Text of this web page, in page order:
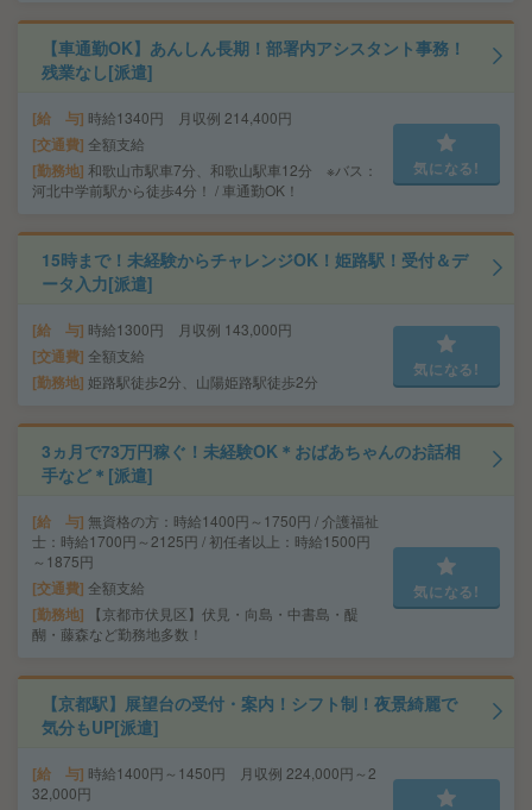
【車通勤OK】あんしん長期！部署内アシスタント事務！
残業なし[派遣]
給 与 時給1340円 月収例 214,400円
交通費 全額支給
勤務地 和歌山市駅車7分、和歌山駅車12分 ※バス：
河北中学前駅から徒歩4分！ / 車通勤OK！
気になる!
15時まで！未経験からチャレンジOK！姫路駅！受付＆デ
ータ入力[派遣]
給 与 時給1300円 月収例 143,000円
交通費 全額支給
勤務地 姫路駅徒歩2分、山陽姫路駅徒歩2分
気になる!
3ヵ月で73万円稼ぐ！未経験OK＊おばあちゃんのお話相
手など＊[派遣]
給 与 無資格の方：時給1400円～1750円 / 介護福祉
士：時給1700円～2125円 / 初任者以上：時給1500円
～1875円
交通費 全額支給
勤務地
【京都市伏見区】伏見・向島・中書島・醍
醐・藤森など勤務地多数！
気になる!
【京都駅】展望台の受付・案内！シフト制！夜景綺麗で
気分もUP[派遣]
給 与 時給1400円～1450円 月収例 224,000円～2
32,000円